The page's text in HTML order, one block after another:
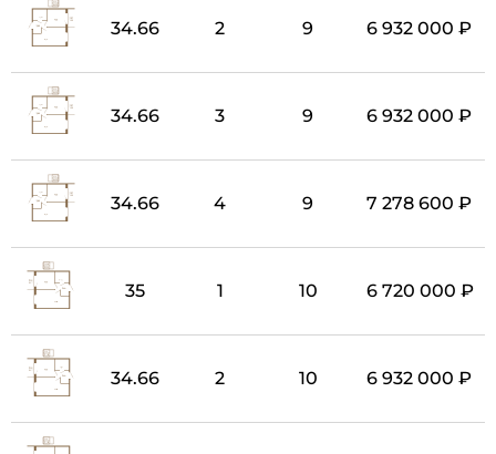
34.66 2 9 6 932 000 ₽
34.66 3 9 6 932 000 ₽
34.66 4 9 7 278 600 ₽
35 1 10 6 720 000 ₽
34.66 2 10 6 932 000 ₽